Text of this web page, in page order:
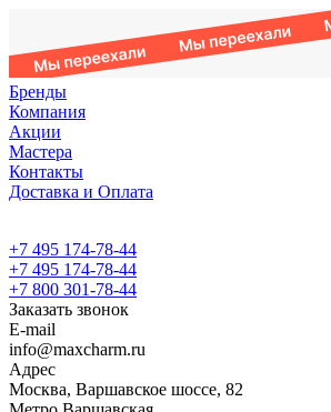
Бренды
Компания
Акции
Мастера
Контакты
Доставка и Оплата
+7 495 174-78-44
+7 495 174-78-44
+7 800 301-78-44
Заказать звонок
E-mail
info@maxcharm.ru
Адрес
Москва, Варшавское шоссе, 82